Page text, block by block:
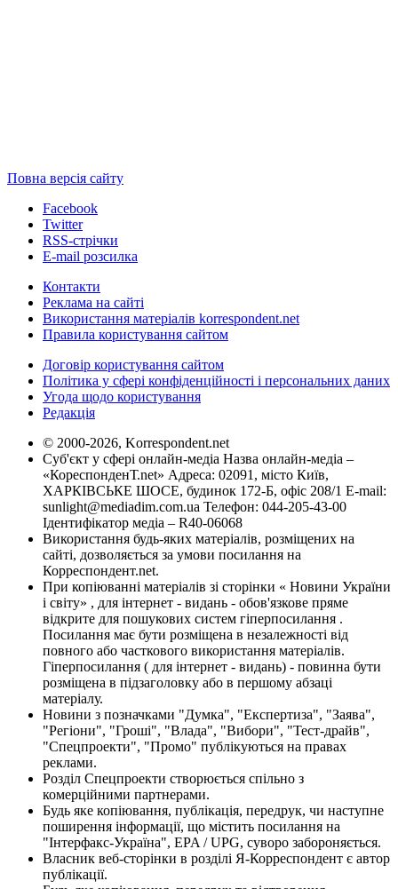
Повна версія сайту
Facebook
Twitter
RSS-стрічки
E-mail розсилка
Контакти
Реклама на сайті
Використання матеріалів korrespondent.net
Правила користування сайтом
Договір користування сайтом
Політика у сфері конфіденційності і персональних даних
Угода щодо користування
Редакція
© 2000-2026, Korrespondent.net
Суб'єкт у сфері онлайн-медіа Назва онлайн-медіа –
«КореспонденТ.net» Адреса: 02091, місто Київ,
ХАРКІВСЬКЕ ШОСЕ, будинок 172-Б, офіс 208/1 E-mail:
sunlight@mediadim.com.ua Телефон: 044-205-43-00
Ідентифікатор медіа – R40-06068
Використання будь-яких матеріалів, розміщених на
сайті, дозволяється за умови посилання на
Корреспондент.net.
При копіюванні матеріалів зі сторінки « Новини України
і світу» , для інтернет - видань - обов'язкове пряме
відкрите для пошукових систем гіперпосилання .
Посилання має бути розміщена в незалежності від
повного або часткового використання матеріалів.
Гіперпосилання ( для інтернет - видань) - повинна бути
розміщена в підзаголовку або в першому абзаці
матеріалу.
Новини з позначками "Думка", "Експертиза", "Заява",
"Регіони", "Гроші", "Влада", "Вибори", "Тест-драйв",
"Спецпроекти", "Промо" публікуються на правах
реклами.
Розділ Спецпроекти створюється спільно з
комерційними партнерами.
Будь яке копіювання, публікація, передрук, чи наступне
поширення інформації, що містить посилання на
"Інтерфакс-Україна", EPA / UPG, суворо забороняється.
Власник веб-сторінки в розділі Я-Корреспондент є автор
публікації.